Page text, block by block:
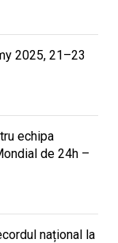
2025, 21–23
echipa
de 24h –
național la